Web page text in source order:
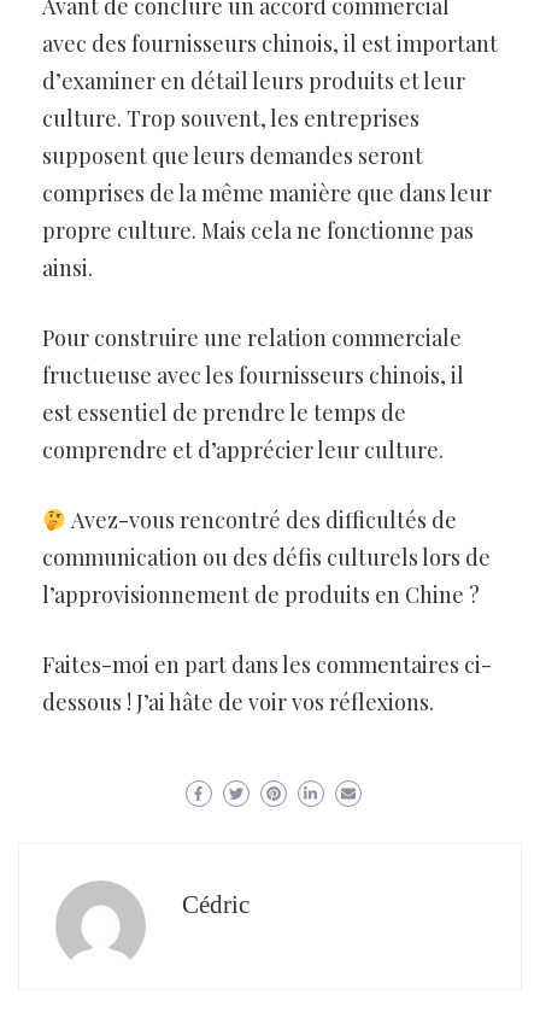
Avant de conclure un accord commercial
avec des fournisseurs chinois, il est important
d’examiner en détail leurs produits et leur
culture. Trop souvent, les entreprises
supposent que leurs demandes seront
comprises de la même manière que dans leur
propre culture. Mais cela ne fonctionne pas
ainsi.
Pour construire une relation commerciale
fructueuse avec les fournisseurs chinois, il
est essentiel de prendre le temps de
comprendre et d’apprécier leur culture.
Avez-vous rencontré des difficultés de
communication ou des défis culturels lors de
l’approvisionnement de produits en Chine ?
Faites-moi en part dans les commentaires ci-
dessous ! J’ai hâte de voir vos réflexions.
Cédric